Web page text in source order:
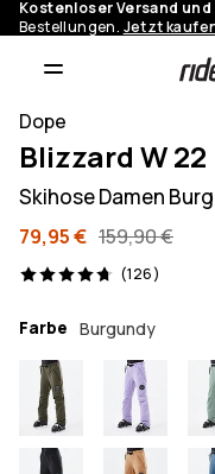
Kostenloser Versand
Bestellungen. Jetzt
Dope
Blizzard W 22
Skihose Damen
79,95 € 159,90 €
(126)
126 Reviews, 4.7/5
Farbe Burgundy